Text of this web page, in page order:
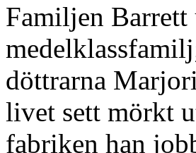
Familjen
döttrarna
livet sett mörkt
fabriken han